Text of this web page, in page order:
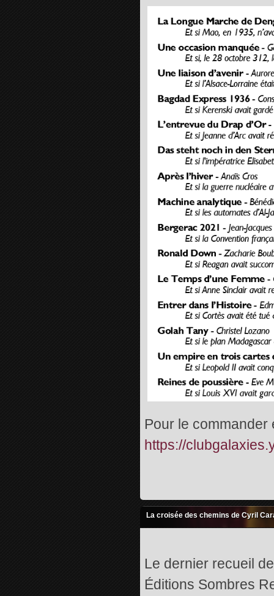
Pour le
https://
La croisée des chemins de Cyril
Le dernier recueil
Éditions Sombres